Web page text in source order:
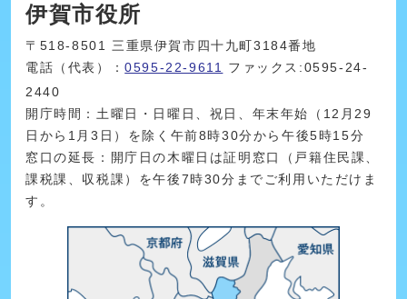
伊賀市役所
〒518-8501 三重県伊賀市四十九町3184番地
電話（代表）：0595-22-9611
ファックス:0595-24-
2440
開庁時間：土曜日・日曜日、祝日、年末年始（12月29
日から1月3日）を除く午前8時30分から午後5時15分
窓口の延長：開庁日の木曜日は証明窓口（戸籍住民課、
課税課、収税課）を午後7時30分までご利用いただけま
す。